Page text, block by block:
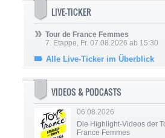
LIVE-TICKER
Tour de France Femmes
7. Etappe, Fr. 07.08.2026 ab 15:30
Alle Live-Ticker im Überblick
VIDEOS & PODCASTS
06.08.2026
Die Highlight-Videos der
France Femmes